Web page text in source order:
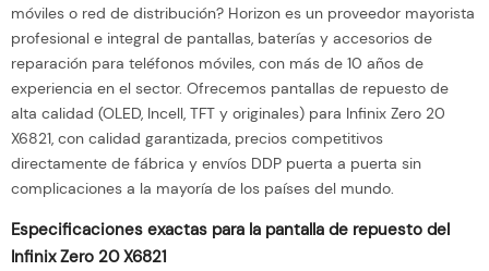
móviles o red de distribución? Horizon es un proveedor mayorista
profesional e integral de pantallas, baterías y accesorios de
reparación para teléfonos móviles, con más de 10 años de
experiencia en el sector. Ofrecemos pantallas de repuesto de
alta calidad (OLED, Incell, TFT y originales) para Infinix Zero 20
X6821, con calidad garantizada, precios competitivos
directamente de fábrica y envíos DDP puerta a puerta sin
complicaciones a la mayoría de los países del mundo.
Especificaciones exactas para la pantalla de repuesto del
Infinix Zero 20 X6821